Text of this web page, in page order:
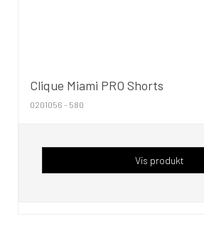
Clique Miami PRO Shorts
0201056 - 580
Vis produkt